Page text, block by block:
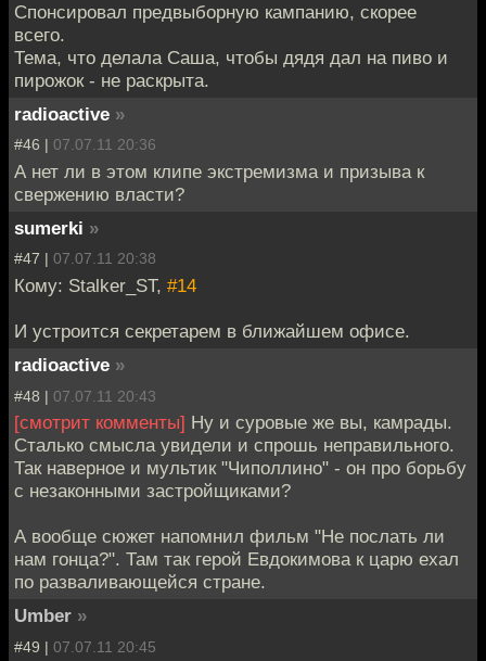
Спонсировал предвыборную кампанию, скорее
всего.
Тема, что делала Саша, чтобы дядя дал на пиво и
пирожок - не раскрыта.
radioactive »
#46 | 07.07.11 20:36
А нет ли в этом клипе экстремизма и призыва к
свержению власти?
sumerki »
#47 | 07.07.11 20:38
Кому: Stalker_ST, #14
И устроится секретарем в ближайшем офисе.
radioactive »
#48 | 07.07.11 20:43
[смотрит комменты] Ну и суровые же вы, камрады.
Сталько смысла увидели и спрошь неправильного.
Так наверное и мультик "Чиполлино" - он про борьбу
с незаконными застройщиками?
А вообще сюжет напомнил фильм "Не послать ли
нам гонца?". Там так герой Евдокимова к царю ехал
по разваливающейся стране.
Umber »
#49 | 07.07.11 20:45